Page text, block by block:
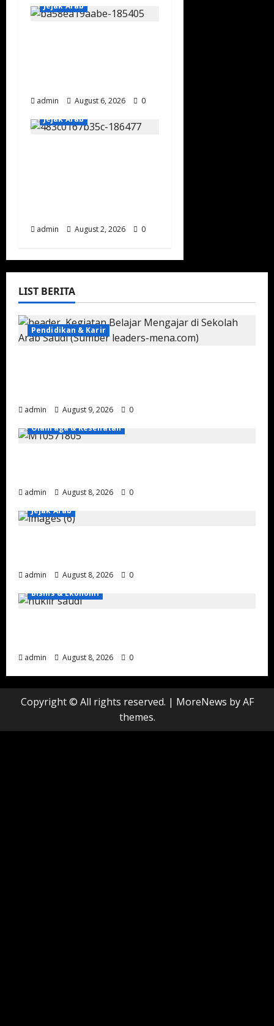
Jejak Arab
admin August 6, 2026
0
Jejak Arab
admin August 2, 2026 0
LIST BERITA
Pendidikan & Karir
admin August 9, 2026
0
Olahraga & Kesehatan
admin August 8, 2026
0
Jejak Arab
admin August 8, 2026
0
Bisnis & Ekonomi
admin August 8, 2026 0
Copyright © All rights reserved. | MoreNews by AF
themes.